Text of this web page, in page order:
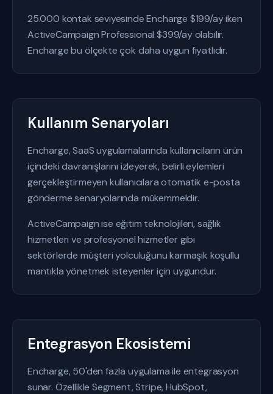
25.000 kontak seviyesinde Encharge $199/ay iken
ActiveCampaign Professional $399/ay olabilir.
Encharge bu ölçekte çok daha uygun fiyatlıdır.
Kullanım Senaryoları
Encharge, SaaS uygulamalarında kullanıcıların ürün
içindeki davranışlarını izleyerek, belirli eylemleri
gerçekleştirmeyen kullanıcılara otomatik e-posta
gönderme senaryolarında mükemmeldir.
ActiveCampaign ise eğitim teknolojileri, sağlık
hizmetleri ve profesyonel hizmetler gibi
sektörlerde müşteri yolculuğunu karmaşık koşullu
mantıkla yönetmek isteyenler için uygundur.
Entegrasyon Ekosistemi
Encharge, 50'den fazla uygulama ile entegrasyon
sunar. Özellikle Segment, Stripe, HubSpot,